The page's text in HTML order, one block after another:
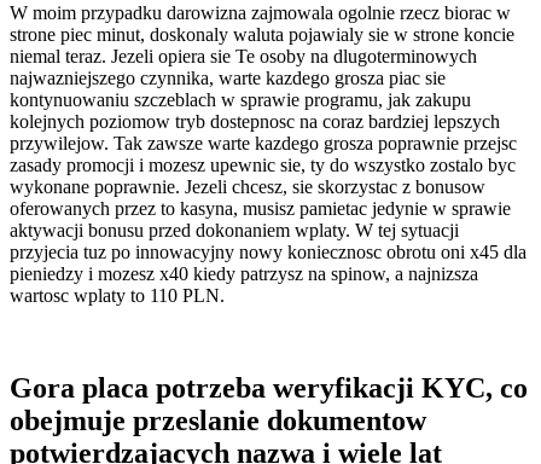
W moim przypadku darowizna zajmowala ogolnie rzecz biorac w
strone piec minut, doskonaly waluta pojawialy sie w strone koncie
niemal teraz. Jezeli opiera sie Te osoby na dlugoterminowych
najwazniejszego czynnika, warte kazdego grosza piac sie
kontynuowaniu szczeblach w sprawie programu, jak zakupu
kolejnych poziomow tryb dostepnosc na coraz bardziej lepszych
przywilejow. Tak zawsze warte kazdego grosza poprawnie przejsc
zasady promocji i mozesz upewnic sie, ty do wszystko zostalo byc
wykonane poprawnie. Jezeli chcesz, sie skorzystac z bonusow
oferowanych przez to kasyna, musisz pamietac jedynie w sprawie
aktywacji bonusu przed dokonaniem wplaty. W tej sytuacji
przyjecia tuz po innowacyjny nowy koniecznosc obrotu oni x45 dla
pieniedzy i mozesz x40 kiedy patrzysz na spinow, a najnizsza
wartosc wplaty to 110 PLN.
Gora placa potrzeba weryfikacji KYC, co
obejmuje przeslanie dokumentow
potwierdzajacych nazwa i wiele lat